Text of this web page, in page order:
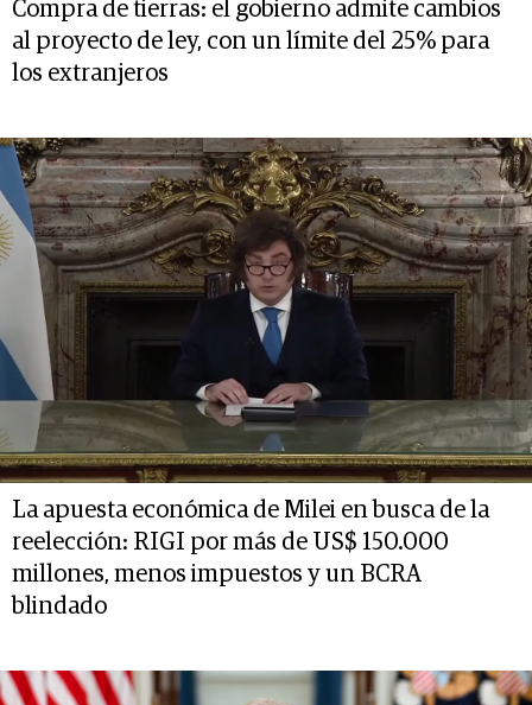
Compra de tierras: el gobierno admite cambios
al proyecto de ley, con un límite del 25% para
los extranjeros
La apuesta económica de Milei en busca de la
reelección: RIGI por más de US$ 150.000
millones, menos impuestos y un BCRA
blindado